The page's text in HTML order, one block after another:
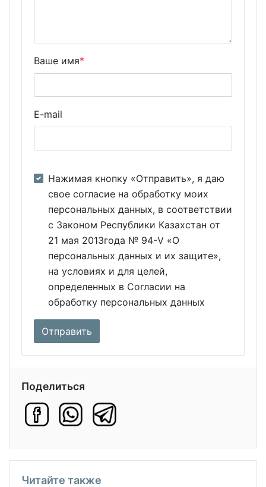
Ваше имя*
E-mail
Нажимая кнопку «Отправить», я даю
свое согласие на обработку моих
персональных данных, в соответствии
с Законом Республики Казахстан от
21 мая 2013года № 94-V «О
персональных данных и их защите»,
на условиях и для целей,
определенных в Согласии на
обработку персональных данных
Поделиться
Читайте также